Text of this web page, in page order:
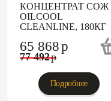
КОНЦЕНТРАТ СОЖ
OILCOOL
CLEANLINE, 180КГ
65 868p
77 492p
Подробнее